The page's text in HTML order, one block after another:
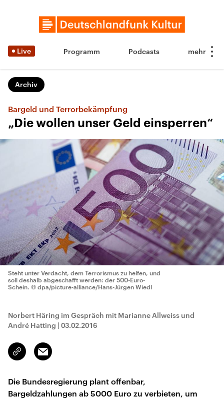
Live Programm Podcasts
Archiv
Bargeld und Terrorbekämpfung
„Die wollen unser Geld einsperren“
Steht unter Verdacht, dem Terrorismus zu helfen, und
soll deshalb abgeschafft werden: der 500-Euro-
Schein. © dpa/picture-alliance/Hans-Jürgen Wiedl
Norbert Häring im Gespräch mit Marianne Allweiss und
André Hatting | 03.02.2016
Link
kopieren/teilen
Email
Die Bundesregierung plant offenbar,
Bargeldzahlungen ab 5000 Euro zu verbieten, um